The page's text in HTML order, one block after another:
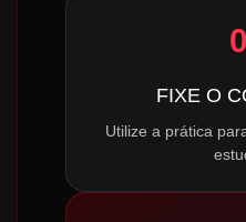
FIXE O
Utilize a prática